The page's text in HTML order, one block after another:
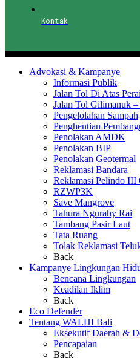
Kontak
Advokasi & Kampanye
Informasi Publik
Jalan Tol Di Atas
Jalan Tol Gilimanuk
Pengelolahan Sampah
Penghentian
Penolakan AMDK
Penolakan BIP
Penolakan Geotermal
Reklamasi Bandara
Reklamasi Pelindo III
RZWP3K
Save Mangrove
Tahura Ngurahy Rai
Tambang Pasir Laut
Tata Ruang
Tolak Reklamasi
Back
Kampanye Lingkungan
Bencana Lingkungan
Keadilan Iklim
Back
Eco Defender
Tentang WALHI Bali
Eksekutif Daerah &
Pencapaian
Back